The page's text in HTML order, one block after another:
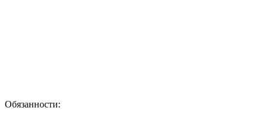
Обязанности: